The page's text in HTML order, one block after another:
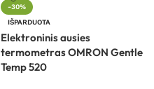
-30%
IŠPARDUOTA
Elektroninis ausies
termometras OMRON Gentle
Temp 520